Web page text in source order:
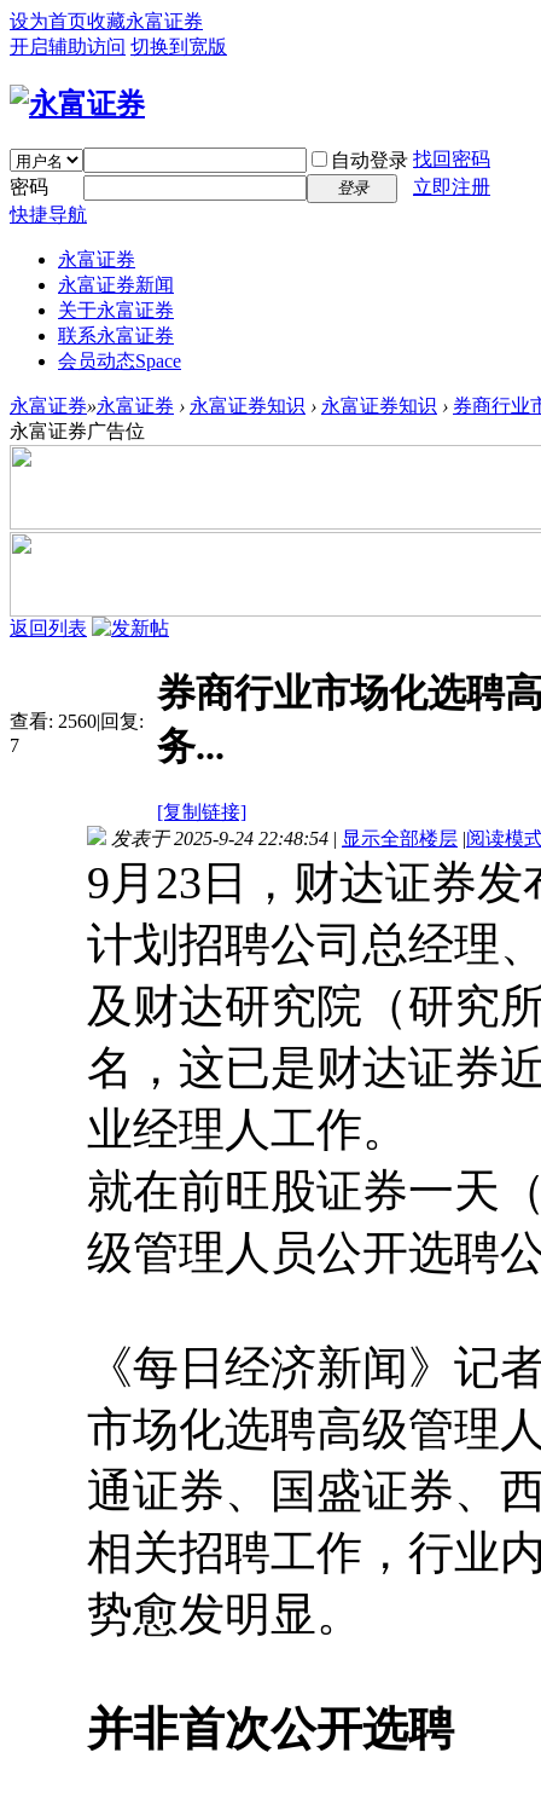
设为首页收藏永富证券
开启辅助访问 切换到宽版
自动登录 找回密码
密码
登录
立即注册
快捷导航
永富证券
永富证券新闻
关于永富证券
联系永富证券
会员动态Space
永富证券»永富证券 › 永富证券知识 › 永富证券知识 › 券商行业
永富证券广告位
返回列表
查看: 2560|回复:
7
券商行业市场化选聘
务...
[复制链接]
发表于 2025-9-24 22:48:54 | 显示全部楼层 |阅读模
9月23日，财达证券
计划招聘公司总经理
及财达研究院（研究
名，这已是财达证券
业经理人工作。
就在前旺股证券一天
级管理人员公开选聘
《每日经济新闻》记
市场化选聘高级管理
通证券、国盛证券、
相关招聘工作，行业
势愈发明显。
并非首次公开选聘